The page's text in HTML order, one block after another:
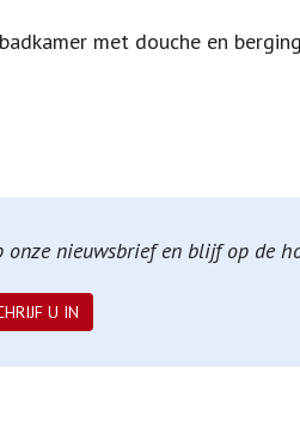
met douche en
nieuwsbrief en blijf op de
U IN